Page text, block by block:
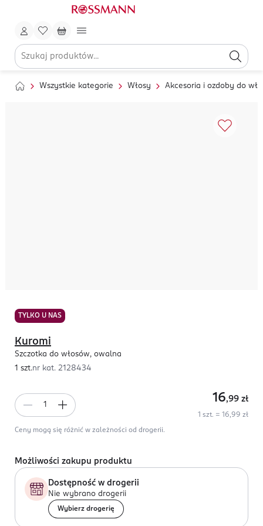
Wszystkie kategorie Włosy Akcesoria i ozdoby do
TYLKO U NAS
Kuromi
Szczotka do włosów, owalna
1 szt.nr kat. 2128434
16,99 zł
1 szt. = 16,99 zł
Ceny mogą się różnić w zależności od drogerii.
Możliwości zakupu produktu
Dostępność w drogerii
Nie wybrano drogerii
Wybierz drogerię